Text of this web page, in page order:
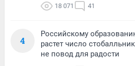
18 071 41
4
Российскому
растет число
не повод для радости